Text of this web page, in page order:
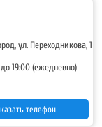
ул. Переходникова, 1
19:00 (ежедневно)
телефон